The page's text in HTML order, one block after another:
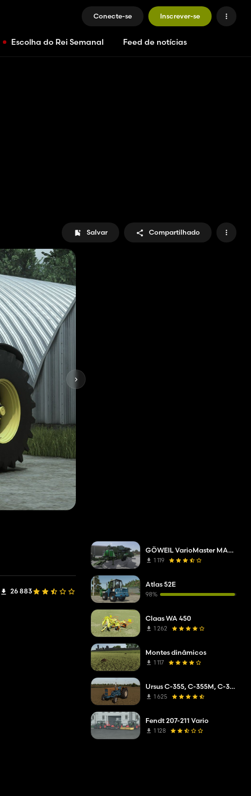
Conecte-se Inscrever-se
Escolha do Rei Semanal Feed de notícias
Salvar Compartilhado
26 883
GÖWEIL VarioMaster MAS COMPLETE
1 119
Atlas 52E
98%
Claas WA 450
1 262
Montes dinâmicos
1 117
Ursus C-355, C-355M, C-360
1 625
Fendt 207-211 Vario
1 128